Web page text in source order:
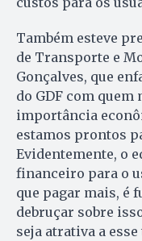
Também esteve
de Transporte e
Gonçalves, que
do GDF com quem
importância
estamos prontos
Evidentemente, o
financeiro para o
que pagar mais, é
debruçar sobre
seja atrativa a